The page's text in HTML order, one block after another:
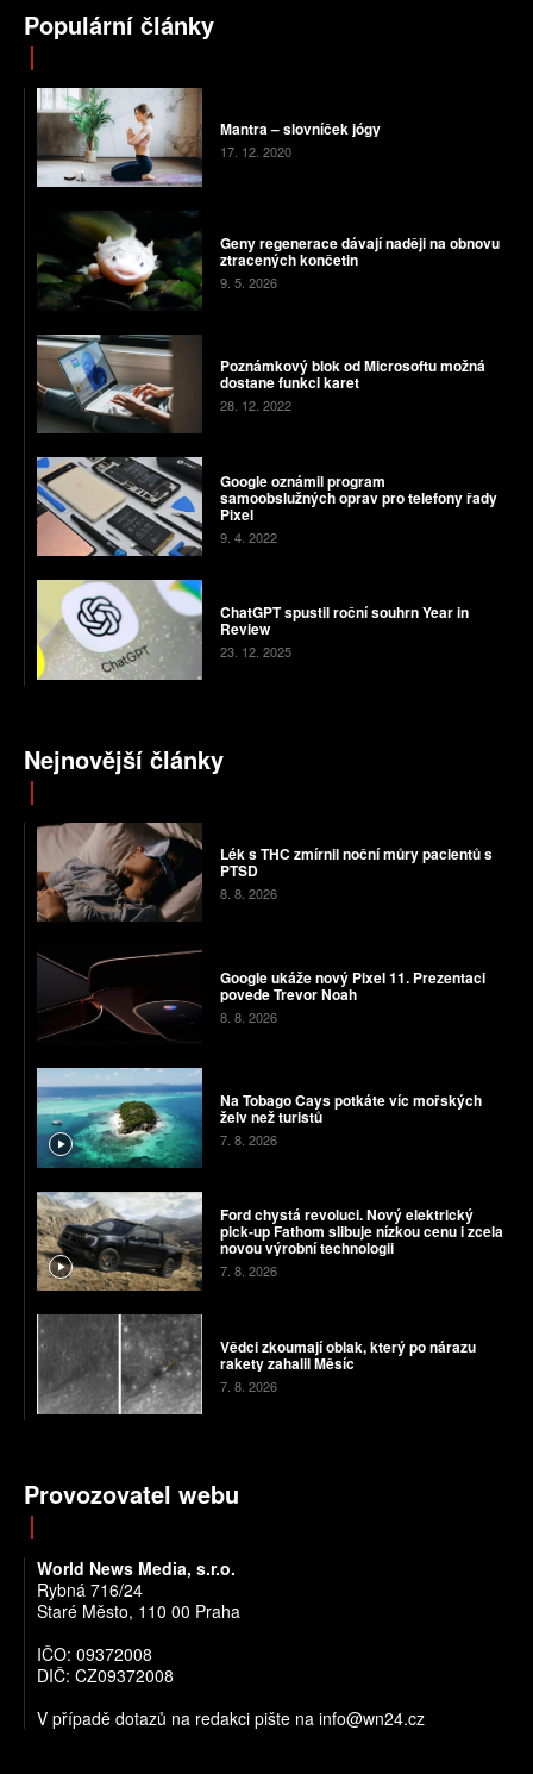
Populární články
Mantra – slovníček jógy
17. 12. 2020
Geny regenerace dávají naději na obnovu
ztracených končetin
9. 5. 2026
Poznámkový blok od Microsoftu možná
dostane funkci karet
28. 12. 2022
Google oznámil program
samoobslužných oprav pro telefony řady
Pixel
9. 4. 2022
ChatGPT spustil roční souhrn Year in
Review
23. 12. 2025
Nejnovější články
Lék s THC zmírnil noční můry pacientů s
PTSD
8. 8. 2026
Google ukáže nový Pixel 11. Prezentaci
povede Trevor Noah
8. 8. 2026
Na Tobago Cays potkáte víc mořských
želv než turistů
7. 8. 2026
Ford chystá revoluci. Nový elektrický
pick-up Fathom slibuje nízkou cenu i zcela
novou výrobní technologii
7. 8. 2026
Vědci zkoumají oblak, který po nárazu
rakety zahalil Měsíc
7. 8. 2026
Provozovatel webu
World News Media, s.r.o.
Rybná 716/24
Staré Město, 110 00 Praha
IČO: 09372008
DIČ: CZ09372008
V případě dotazů na redakci pište na info@wn24.cz